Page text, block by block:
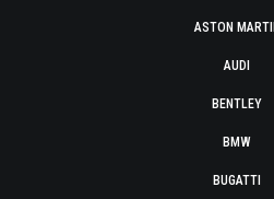
ASTON
AUDI
BENTLEY
BMW
BUGATTI